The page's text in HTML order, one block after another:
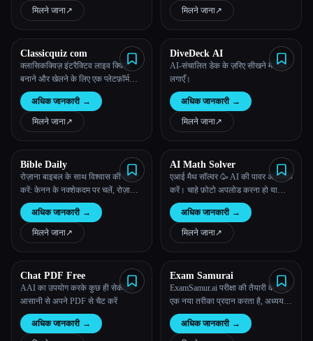
Esc
लॉन्ग टर्म मेमोरी रिटेंशन के लिए अलग-
अलग दोहराव के साथ सीखें!
मिलने जाना↗︎ मिलने जाना↗︎
Classicquiz com
क्लासिकक्विज़ इंटरैक्टिव लाइव क्विज़
बनाने और खेलने के लिए एक प्लेटफ़ॉर्म
प्रदान करता है।
अधिक जानकारी →
मिलने जाना↗︎
DiveDeck AI
AI-संचालित डेक के ज़रिए सीखने में गोता
लगाएँ।
अधिक जानकारी →
मिलने जाना↗︎
Bible Daily
रोज़ाना बाइबल के साथ विश्वास की खोज
करें: केनन के नक्शेकदम पर चलें, रोज़ाना
पवित्रशास्त्र के संवाद देखें, जो तुम्हारी
समझ और आध्यात्मिक विकास को बढ़ाते हैं
—संडे स्कूल में जाना, कभी भी, कहीं भी।
अधिक जानकारी →
मिलने जाना↗︎
AI Math Solver
एआई मैथ सॉल्वर 🥳 AI की पावर अनलॉक
करें। चाहे फ़ोटो अपलोड करना हो या
गणित की समस्याओं के बारे में बताना हो,
हमारा एडवांस मल्टी-मोडल AI गणित की
समस्याओं को चरण दर चरण हल करने में
तुम्हारी मदद कर सकता है।
अधिक जानकारी →
मिलने जाना↗︎
Chat PDF Free
AAI का उपयोग करके कुछ ही सेकंड में
आसानी से अपने PDF से चैट करें
अधिक जानकारी →
Exam Samurai
ExamSamur.ai परीक्षा की तैयारी के लिए
एक नया तरीका प्रदान करता है, अध्ययन
प्रक्रिया को कारगर बनाने और बेहतर
बनाने के लिए AI का उपयोग करता है।
अधिक जानकारी →